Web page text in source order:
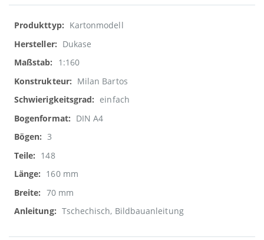
Weitere
Informationen
Kartonmodell
Dukase
1:160
Milan Bartos
einfach
DIN A4
3
148
160 mm
70 mm
Tschechisch, Bildbauanleitung